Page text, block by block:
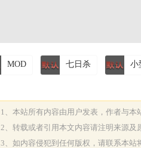
MOD 七日杀 小
1、本站所有内容由用户发表，作者与本
2、转载或者引用本文内容请注明来源及
3、如内容侵犯到任何版权，请联系本站